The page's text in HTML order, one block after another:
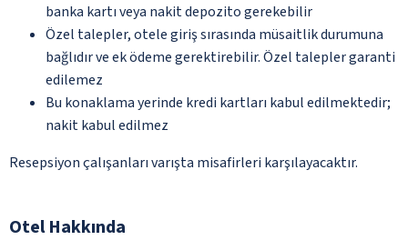
banka kartı veya nakit depozito gerekebilir
Özel talepler, otele giriş sırasında müsaitlik durumuna
bağlıdır ve ek ödeme gerektirebilir. Özel talepler garanti
edilemez
Bu konaklama yerinde kredi kartları kabul edilmektedir;
nakit kabul edilmez
Resepsiyon çalışanları varışta misafirleri karşılayacaktır.
Otel Hakkında